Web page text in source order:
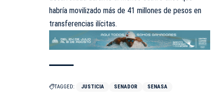
habría movilizado más de 41 millones de pesos en
transferencias ilícitas.
TAGGED: JUSTICIA SENADOR SENASA